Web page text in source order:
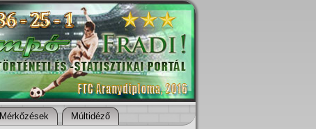
Mérkőzések Múltidéző